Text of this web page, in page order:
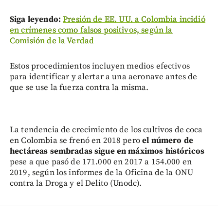
Siga leyendo: Presión de EE. UU. a Colombia incidió
en crímenes como falsos positivos, según la
Comisión de la Verdad
Estos procedimientos incluyen medios efectivos
para identificar y alertar a una aeronave antes de
que se use la fuerza contra la misma.
La tendencia de crecimiento de los cultivos de coca
en Colombia se frenó en 2018 peroel número de
hectáreas sembradas sigue en máximos históricos
pese a que pasó de 171.000 en 2017 a 154.000 en
2019, según los informes de la Oficina de la ONU
contra la Droga y el Delito (Unodc).